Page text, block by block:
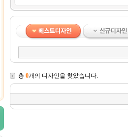
총 0개의 디자인을 찾았습니다.